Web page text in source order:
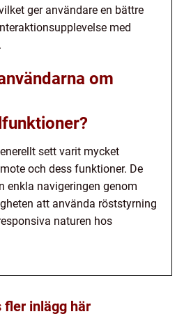
ger användare en bättre
med
om
sett varit mycket
och dess funktioner. De
enkla navigeringen genom
att använda röststyrning
naturen hos
fler inlägg här